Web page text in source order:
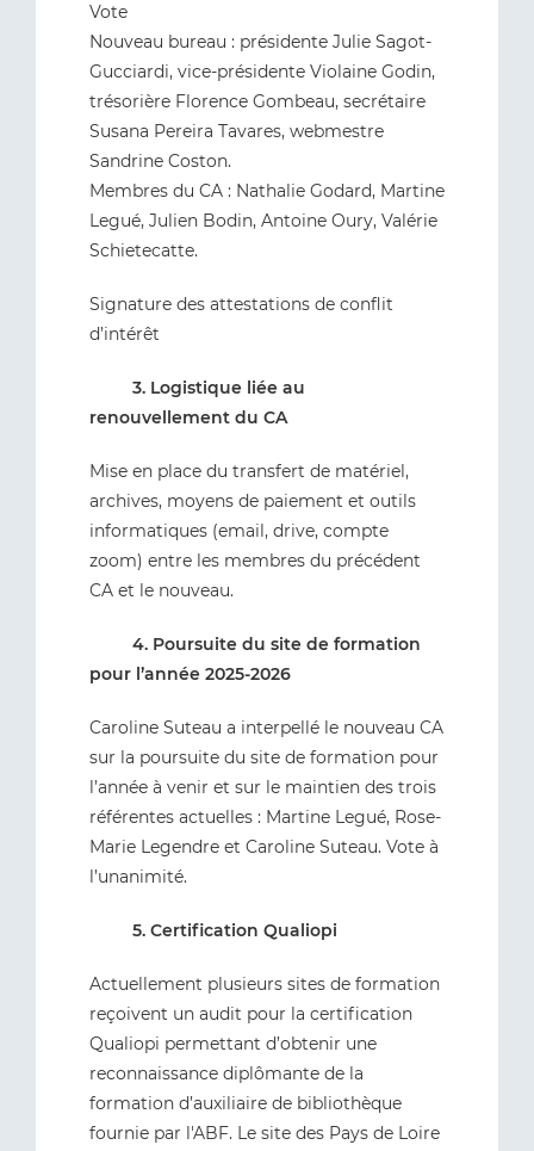
Vote
Nouveau bureau : présidente Julie Sagot-
Gucciardi, vice-présidente Violaine Godin,
trésorière Florence Gombeau, secrétaire
Susana Pereira Tavares, webmestre
Sandrine Coston.
Membres du CA : Nathalie Godard, Martine
Legué, Julien Bodin, Antoine Oury, Valérie
Schietecatte.
Signature des attestations de conflit
d’intérêt
3. Logistique liée au
renouvellement du CA
Mise en place du transfert de matériel,
archives, moyens de paiement et outils
informatiques (email, drive, compte
zoom) entre les membres du précédent
CA et le nouveau.
4. Poursuite du site de formation
pour l’année 2025-2026
Caroline Suteau a interpellé le nouveau CA
sur la poursuite du site de formation pour
l’année à venir et sur le maintien des trois
référentes actuelles : Martine Legué, Rose-
Marie Legendre et Caroline Suteau. Vote à
l’unanimité.
5. Certification Qualiopi
Actuellement plusieurs sites de formation
reçoivent un audit pour la certification
Qualiopi permettant d’obtenir une
reconnaissance diplômante de la
formation d’auxiliaire de bibliothèque
fournie par l'ABF. Le site des Pays de Loire